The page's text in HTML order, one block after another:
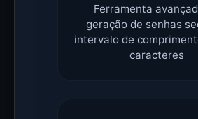
Ferramenta
geração de senhas
intervalo de
caracteres